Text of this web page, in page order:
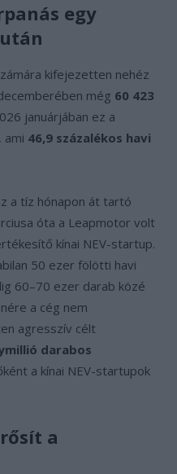
egy
kifejezetten nehéz
még 60 423
januárjában ez a
, ami 46,9 százalékos havi
a tíz hónapon át tartó
óta a Leapmotor volt
kínai NEV-startup.
50 ezer fölötti havi
60–70 ezer darab közé
a cég nem
agresszív célt
darabos
a kínai NEV-startupok
a